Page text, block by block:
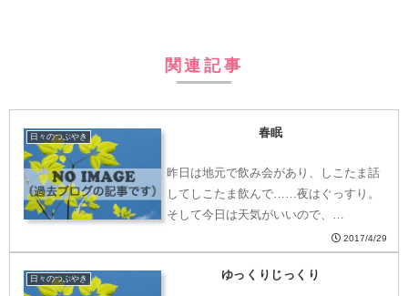
関連記事
日々のつぶやき 春眠
昨日は地元で飲み会があり、しこたま話
してしこたま飲んで……夜はぐっすり。
そして今日は天気がいいので、…
2017/4/29
日々のつぶやき ゆっくりじっくり